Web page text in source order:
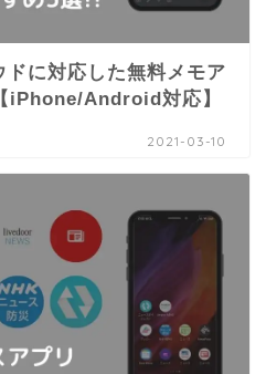
ドに対応した無料メモア
iPhone/Android対応】
2021-03-10